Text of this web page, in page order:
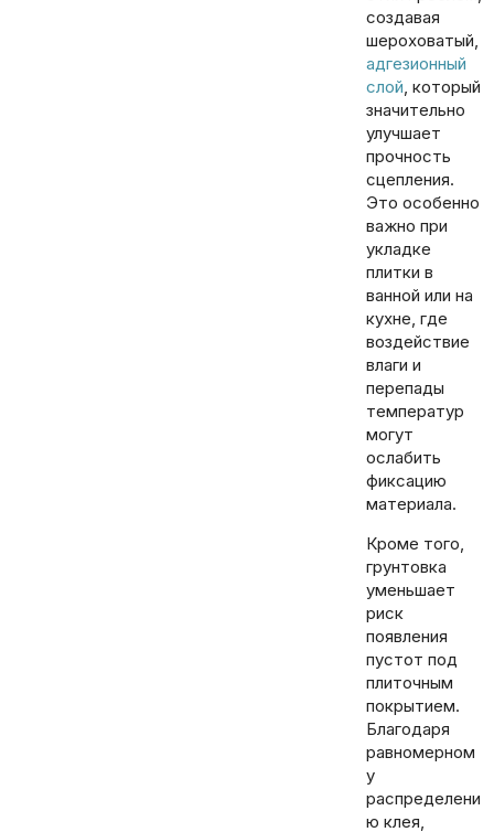
создавая
шероховатый,
адгезионный
слой , который
значительно
улучшает
прочность
сцепления.
Это особенно
важно при
укладке
плитки в
ванной или на
кухне, где
воздействие
влаги и
перепады
температур
могут
ослабить
фиксацию
материала.
Кроме того,
грунтовка
уменьшает
риск
появления
пустот под
плиточным
покрытием.
Благодаря
равномерном
у
распределени
ю клея,